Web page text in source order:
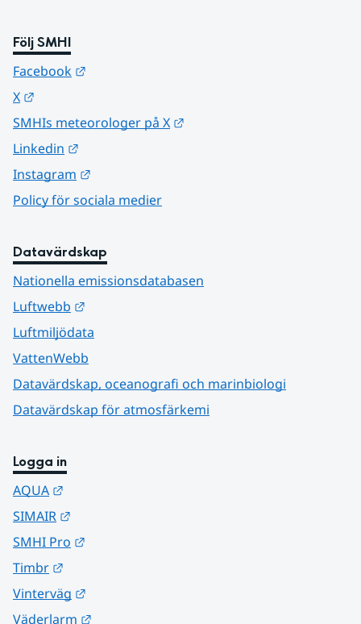
Följ SMHI
Facebook
X
SMHIs meteorologer på X
Linkedin
Instagram
Policy för sociala medier
Datavärdskap
Nationella emissionsdatabasen
Luftwebb
Luftmiljödata
VattenWebb
Datavärdskap, oceanografi och marinbiologi
Datavärdskap för atmosfärkemi
Logga in
AQUA
SIMAIR
SMHI Pro
Timbr
Vinterväg
Väderlarm